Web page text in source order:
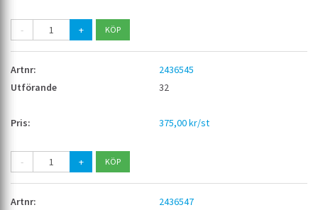
- +
2436545
32
375,00 kr/st
- +
2436547